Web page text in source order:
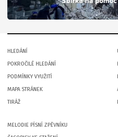
HLEDÁNÍ
POKROČILÉ HLEDÁNÍ
PODMÍNKY VYUŽITÍ
MAPA STRÁNEK
TIRÁŽ
MELODIE PÍSNÍ ZPĚVNÍKU